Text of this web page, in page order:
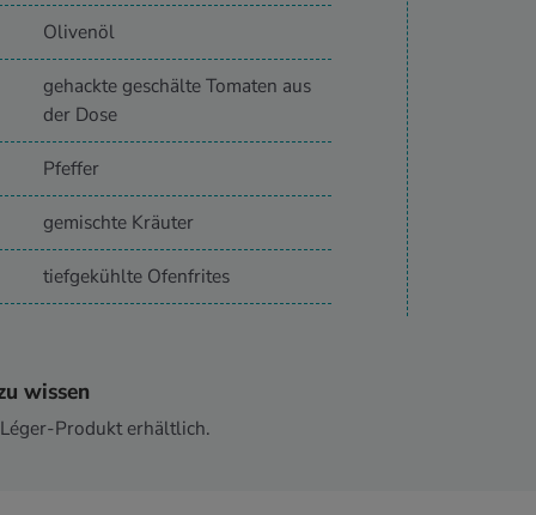
Olivenöl
gehackte geschälte Tomaten aus
der Dose
Pfeffer
gemischte Kräuter
tiefgekühlte Ofenfrites
wissen
Produkt erhältlich.